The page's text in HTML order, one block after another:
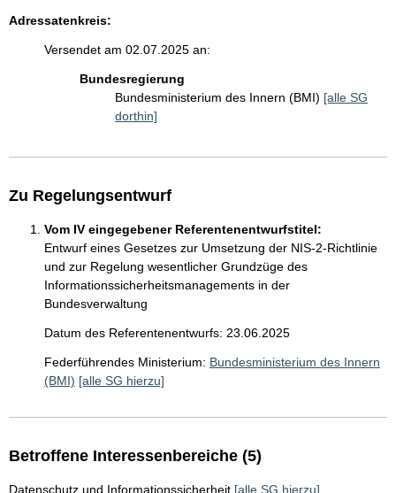
Adressatenkreis:
Versendet am 02.07.2025 an:
Bundesregierung
Bundesministerium des Innern (BMI) [alle SG
dorthin]
Zu Regelungsentwurf
Vom IV eingegebener Referentenentwurfstitel:
Entwurf eines Gesetzes zur Umsetzung der NIS-2-Richtlinie
und zur Regelung wesentlicher Grundzüge des
Informationssicherheitsmanagements in der
Bundesverwaltung
Datum des Referentenentwurfs: 23.06.2025
Federführendes Ministerium: Bundesministerium des Innern
(BMI) [alle SG hierzu]
Betroffene Interessenbereiche (5)
Datenschutz und Informationssicherheit [alle SG hierzu]